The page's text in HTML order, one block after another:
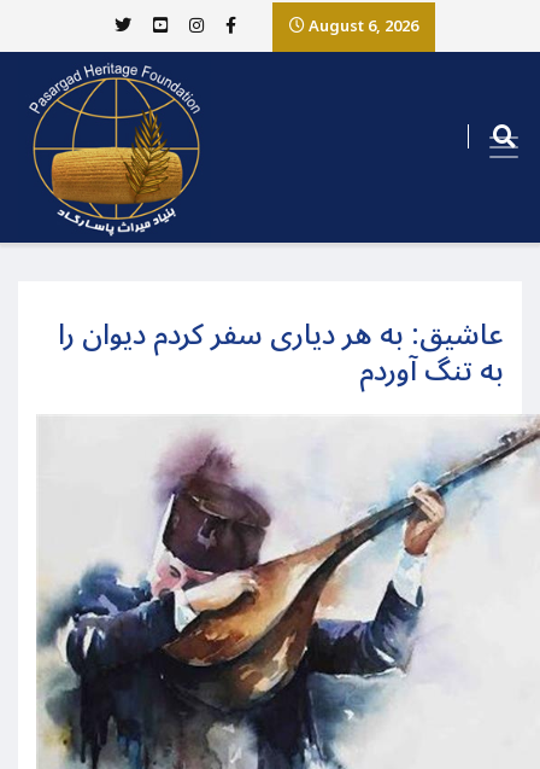
August 6, 2026
عاشیق: به هر دیاری سفر کردم دیوان را
به تنگ آوردم